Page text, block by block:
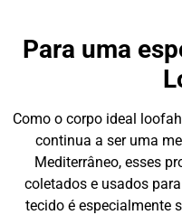
Para uma
Como o corpo ideal
continua a ser uma
Mediterrâneo, esses
coletados e usados
tecido é especialmente